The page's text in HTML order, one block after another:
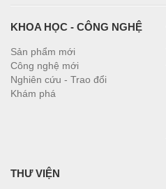
KHOA HỌC - CÔNG NGHỆ
Sản phẩm mới
Công nghệ mới
Nghiên cứu - Trao đổi
Khám phá
THƯ VIỆN